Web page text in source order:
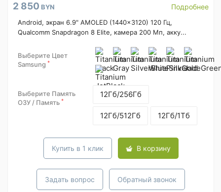
2 850 BYN Подробнее
Android, экран 6.9" AMOLED (1440x3120) 120 Гц,
Qualcomm Snapdragon 8 Elite, камера 200 Мп, акку...
Выберите Цвет
Samsung *
Выберите Память
ОЗУ / Память *
12Гб/256Гб
12Гб/512Гб 12Гб/1Тб
Купить в 1 клик В корзину
Задать вопрос Обратный звонок